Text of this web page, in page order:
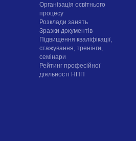
Організація освітнього
процесу
Розклади занять
Зразки документів
Підвищення кваліфікації,
стажування, тренінги,
семінари
Рейтинг професійної
діяльності НПП